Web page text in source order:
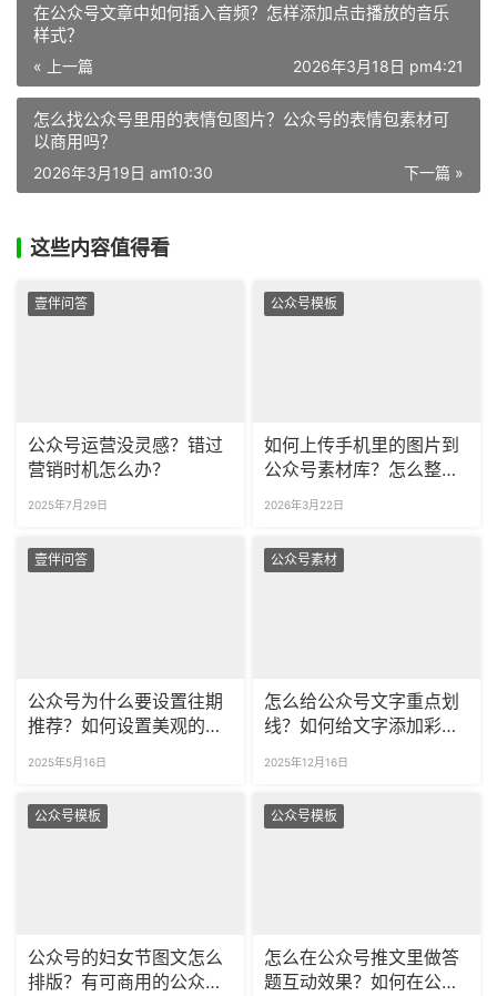
在公众号文章中如何插入音频？怎样添加点击播放的音乐
样式？
« 上一篇 2026年3月18日 pm4:21
怎么找公众号里用的表情包图片？公众号的表情包素材可
以商用吗？
下一篇 »
2026年3月19日 am10:30
这些内容值得看
壹伴问答
公众号运营没灵感？错过
营销时机怎么办？
2025年7月29日
公众号模板
如何上传手机里的图片到
公众号素材库？怎么整理
2026年3月22日
壹伴问答
公众号为什么要设置往期
推荐？如何设置美观的往
2025年5月16日
公众号素材
怎么给公众号文字重点划
线？如何给文字添加彩
2025年12月16日
公众号模板
公众号的妇女节图文怎么
排版？有可商用的公众号
公众号模板
怎么在公众号推文里做答
题互动效果？如何在公众